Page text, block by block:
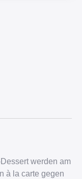
werden am
à la carte gegen